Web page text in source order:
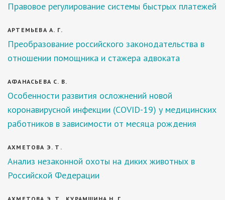
Правовое регулирование системы быстрых платежей
АРТЕМЬЕВА А. Г.
Преобразование российского законодательства в
отношении помощника и стажера адвоката
АФАНАСЬЕВА С. В.
Особенности развития осложнений новой
коронавирусной инфекции (COVID-19) у медицинских
работников в зависимости от месяца рождения
АХМЕТОВА Э. Т.
Анализ незаконной охоты на диких животных в
Российской Федерации